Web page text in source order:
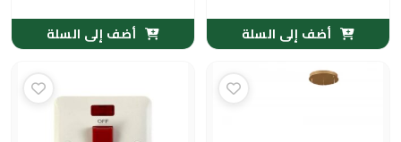
أضف إلى السلة أضف إلى السلة